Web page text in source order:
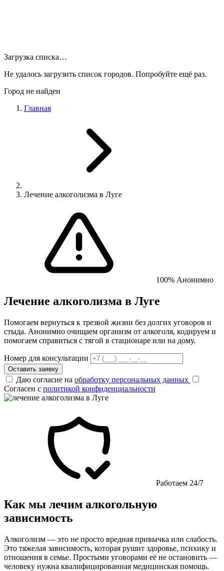
Загрузка списка…
Не удалось загрузить список городов. Попробуйте ещё раз.
Город не найден
Главная
Лечение алкоголизма в Луге
100% Анонимно
Лечение алкоголизма в Луге
Помогаем вернуться к трезвой жизни без долгих уговоров и
стыда. Анонимно очищаем организм от алкоголя, кодируем и
помогаем справиться с тягой в стационаре или на дому.
Номер для консультации
Оставить заявку
Даю согласие на обработку персональных данных
Согласен с политикой конфиденциальности
Работаем 24/7
Как мы лечим алкогольную
зависимость
Алкоголизм — это не просто вредная привычка или слабость.
Это тяжелая зависимость, которая рушит здоровье, психику и
отношения в семье. Простыми уговорами её не остановить —
человеку нужна квалифицированная медицинская помощь.